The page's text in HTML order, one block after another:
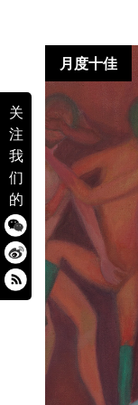
关
注
我
们
的
月度十佳